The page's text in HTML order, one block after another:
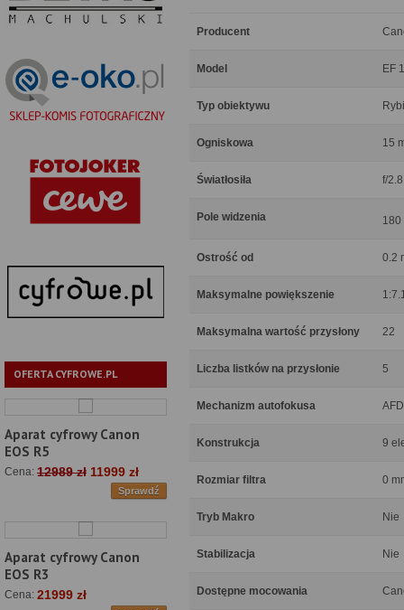
OFERTA CYFROWE.PL
Aparat cyfrowy Canon
EOS R5
Cena: 12989 zł 11999 zł
Sprawdź
Aparat cyfrowy Canon
EOS R3
Cena: 21999 zł
Producent
Model EF
Typ obiektywu
Ogniskowa 15
Światłosiła f/2.8
Pole widzenia 180
Ostrość od 0.2
Maksymalne powiększenie
Maksymalna wartość przysłony 22
Liczba listków na przysłonie 5
Mechanizm autofokusa
Konstrukcja 9
Rozmiar filtra 0
Tryb Makro Nie
Stabilizacja Nie
Dostępne mocowania